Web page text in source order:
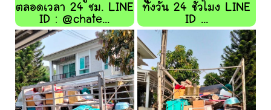
ตลอดเวลา 24 ชม. LINE
ID : @chate...
ทั้งวัน 24 ชั่วโมง LINE
ID ...